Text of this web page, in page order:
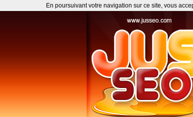
En poursuivant votre navigation sur ce site, vous